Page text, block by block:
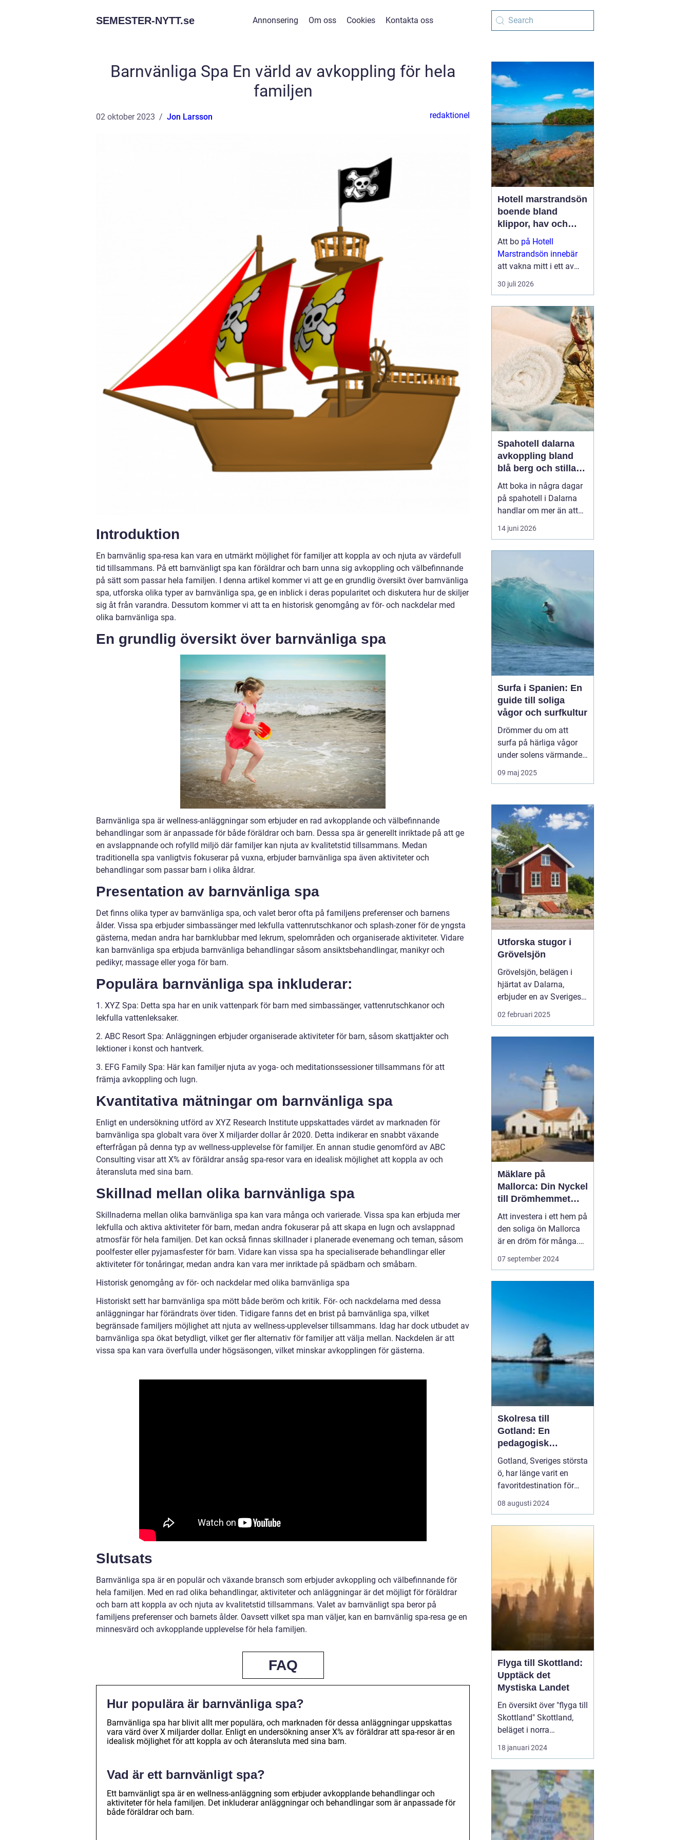
SEMESTER-NYTT.se Annonsering Om oss Cookies Kontakta oss
Barnvänliga Spa En värld av avkoppling för hela
familjen
02 oktober 2023 Jon Larsson redaktionel
Introduktion
En barnvänlig spa-resa kan vara en utmärkt möjlighet för familjer att koppla av och njuta av värdefull
tid tillsammans. På ett barnvänligt spa kan föräldrar och barn unna sig avkoppling och välbefinnande
på sätt som passar hela familjen. I denna artikel kommer vi att ge en grundlig översikt över barnvänliga
spa, utforska olika typer av barnvänliga spa, ge en inblick i deras popularitet och diskutera hur de skiljer
sig åt från varandra. Dessutom kommer vi att ta en historisk genomgång av för- och nackdelar med
olika barnvänliga spa.
En grundlig översikt över barnvänliga spa
Barnvänliga spa är wellness-anläggningar som erbjuder en rad avkopplande och välbefinnande
behandlingar som är anpassade för både föräldrar och barn. Dessa spa är generellt inriktade på att ge
en avslappnande och rofylld miljö där familjer kan njuta av kvalitetstid tillsammans. Medan
traditionella spa vanligtvis fokuserar på vuxna, erbjuder barnvänliga spa även aktiviteter och
behandlingar som passar barn i olika åldrar.
Presentation av barnvänliga spa
Det finns olika typer av barnvänliga spa, och valet beror ofta på familjens preferenser och barnens
ålder. Vissa spa erbjuder simbassänger med lekfulla vattenrutschkanor och splash-zoner för de yngsta
gästerna, medan andra har barnklubbar med lekrum, spelområden och organiserade aktiviteter. Vidare
kan barnvänliga spa erbjuda barnvänliga behandlingar såsom ansiktsbehandlingar, manikyr och
pedikyr, massage eller yoga för barn.
Populära barnvänliga spa inkluderar:
1. XYZ Spa: Detta spa har en unik vattenpark för barn med simbassänger, vattenrutschkanor och
lekfulla vattenleksaker.
2. ABC Resort Spa: Anläggningen erbjuder organiserade aktiviteter för barn, såsom skattjakter och
lektioner i konst och hantverk.
3. EFG Family Spa: Här kan familjer njuta av yoga- och meditationssessioner tillsammans för att
främja avkoppling och lugn.
Kvantitativa mätningar om barnvänliga spa
Enligt en undersökning utförd av XYZ Research Institute uppskattades värdet av marknaden för
barnvänliga spa globalt vara över X miljarder dollar år 2020. Detta indikerar en snabbt växande
efterfrågan på denna typ av wellness-upplevelse för familjer. En annan studie genomförd av ABC
Consulting visar att X% av föräldrar ansåg spa-resor vara en idealisk möjlighet att koppla av och
återansluta med sina barn.
Skillnad mellan olika barnvänliga spa
Skillnaderna mellan olika barnvänliga spa kan vara många och varierade. Vissa spa kan erbjuda mer
lekfulla och aktiva aktiviteter för barn, medan andra fokuserar på att skapa en lugn och avslappnad
atmosfär för hela familjen. Det kan också finnas skillnader i planerade evenemang och teman, såsom
poolfester eller pyjamasfester för barn. Vidare kan vissa spa ha specialiserade behandlingar eller
aktiviteter för tonåringar, medan andra kan vara mer inriktade på spädbarn och småbarn.
Historisk genomgång av för- och nackdelar med olika barnvänliga spa
Historiskt sett har barnvänliga spa mött både beröm och kritik. För- och nackdelarna med dessa
anläggningar har förändrats över tiden. Tidigare fanns det en brist på barnvänliga spa, vilket
begränsade familjers möjlighet att njuta av wellness-upplevelser tillsammans. Idag har dock utbudet av
barnvänliga spa ökat betydligt, vilket ger fler alternativ för familjer att välja mellan. Nackdelen är att
vissa spa kan vara överfulla under högsäsongen, vilket minskar avkopplingen för gästerna.
Slutsats
Barnvänliga spa är en populär och växande bransch som erbjuder avkoppling och välbefinnande för
hela familjen. Med en rad olika behandlingar, aktiviteter och anläggningar är det möjligt för föräldrar
och barn att koppla av och njuta av kvalitetstid tillsammans. Valet av barnvänligt spa beror på
familjens preferenser och barnets ålder. Oavsett vilket spa man väljer, kan en barnvänlig spa-resa ge en
minnesvärd och avkopplande upplevelse för hela familjen.
FAQ
Hur populära är barnvänliga spa?
Barnvänliga spa har blivit allt mer populära, och marknaden för dessa anläggningar uppskattas
vara värd över X miljarder dollar. Enligt en undersökning anser X% av föräldrar att spa-resor är en
idealisk möjlighet för att koppla av och återansluta med sina barn.
Vad är ett barnvänligt spa?
Ett barnvänligt spa är en wellness-anläggning som erbjuder avkopplande behandlingar och
aktiviteter för hela familjen. Det inkluderar anläggningar och behandlingar som är anpassade för
både föräldrar och barn.
Hotell marstrandsön
boende bland
klippor, hav och
historia
Att bo på Hotell
Marstrandsön innebär
att vakna mitt i ett av
Bohusläns mest
sägenomspunna
Marstrandsön lockar
med salta bad, trånga
gränder, livlig gästhamn
och en av Sveriges mest
kända fästning...
30 juli 2026
Spahotell dalarna
avkoppling bland
blå berg och stilla
vatten
Att boka in några dagar
på spahotell i Dalarna
handlar om mer än att
bada varmt och få
massage.
miljö där både kropp och
huvud får chans att
varva ner. Här möter
traditionella ...
14 juni 2026
Surfa i Spanien: En
guide till soliga
vågor och surfkultur
Drömmer du om att
surfa på härliga vågor
under solens värmande
strålar? Spanien är ett
land känt för sin
fantastiska surfvågor.
Från Atlanten till
Medelhavet erbjuder...
09 maj 2025
Utforska stugor i
Grövelsjön
Grövelsjön, belägen i
hjärtat av Dalarna,
erbjuder en av Sveriges
mest natursköna
perfekt destinati...
02 februari 2025
Mäklare på
Mallorca: Din Nyckel
till Drömhemmet
under Solen
Att investera i ett hem på
den soliga ön Mallorca
är en dröm för många.
Tack vare ön paradislika
stränder, härliga klimat
hela världen till d...
07 september 2024
Skolresa till
Gotland: En
pedagogisk
äventyrsresa
Gotland, Sveriges största
ö, har länge varit en
favoritdestination för
skolresor. Med sin rika
historia, fantastiska
lärande och nöje för
08 augusti 2024
Flyga till Skottland:
Upptäck det
Mystiska Landet
En översikt över "flyga till
Skottland" Skottland,
beläget i norra
Storbritannien, är känt
för sin rika historia,
kultur. Att flyga till
Skottland är ett bekvämt
och snabbt sätt att ta sig
till denna fascinerande
destination. ...
18 januari 2024